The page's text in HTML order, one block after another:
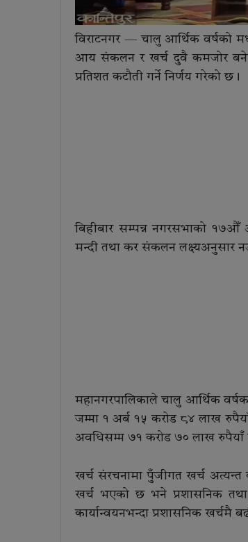
विराटनगर — चालु आर्थिक वर्षको
आय संकलन र खर्च दुवै कमजोर
प्रतिशत कटौती गर्ने निर्णय गरेको छ।
बिहीबार सम्पन्न नगरसभाको
मन्दी तथा कर संकलन लक्ष्यअनुसार
महानगरपालिकाले चालु आर्थिक
जम्मा १ अर्ब १५ करोड ८४ लाख
अवधिसम्म ७१ करोड ७० लाख रुपैयाँ
खर्च संरचनामा पुँजीगत खर्च
खर्च भएको छ भने प्रशासनिक
कार्यान्वयनभन्दा प्रशासनिक खर्चमै